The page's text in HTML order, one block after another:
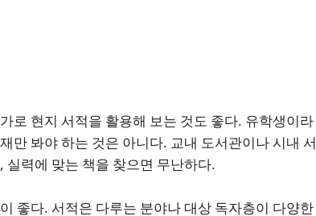
로 현지 서적을 활용해 보는 것도 좋다. 유학생이라
만 봐야 하는 것은 아니다. 교내 도서관이나 시내 서
력에 맞는 책을 찾으면 무난하다.
좋다. 서적은 다루는 분야나 대상 독자층이 다양한